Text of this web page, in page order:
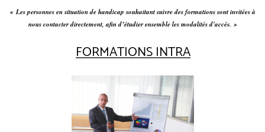
« Les personnes en situation de handicap souhaitant suivre des formations sont invitées à
nous contacter directement, afin d’étudier ensemble les modalités d'accés. »
FORMATIONS INTRA